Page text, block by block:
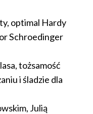
optimal Hardy
Schroedinger
tożsamość
i śladzie dla
Julią